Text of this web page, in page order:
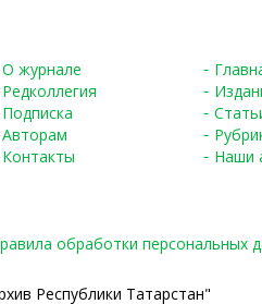
О журнале
Редколлегия
Подписка
Авторам
Контакты
Наши
обработки персональных
Республики Татарстан"